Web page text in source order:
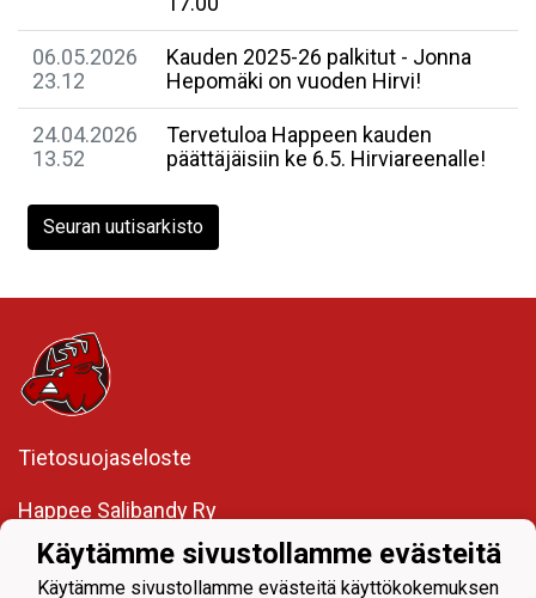
06.05.2026
23.12
Kauden 2025-26 palkitut - Jonna
Hepomäki on vuoden Hirvi!
24.04.2026
13.52
Tervetuloa Happeen kauden
päättäjäisiin ke 6.5. Hirviareenalle!
Seuran uutisarkisto
Tietosuojaseloste
Happee Salibandy Ry
41340 Laukaa
Y-tunnus: 3541325-1
Käytämme sivustollamme evästeitä
Käytämme sivustollamme evästeitä käyttökokemuksen